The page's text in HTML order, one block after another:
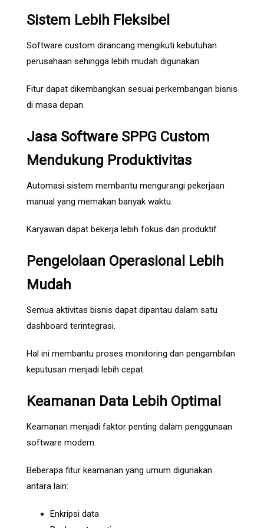
Sistem Lebih Fleksibel
Software custom dirancang mengikuti kebutuhan
perusahaan sehingga lebih mudah digunakan.
Fitur dapat dikembangkan sesuai perkembangan bisnis
di masa depan.
Jasa Software SPPG Custom
Mendukung Produktivitas
Automasi sistem membantu mengurangi pekerjaan
manual yang memakan banyak waktu.
Karyawan dapat bekerja lebih fokus dan produktif.
Pengelolaan Operasional Lebih
Mudah
Semua aktivitas bisnis dapat dipantau dalam satu
dashboard terintegrasi.
Hal ini membantu proses monitoring dan pengambilan
keputusan menjadi lebih cepat.
Keamanan Data Lebih Optimal
Keamanan menjadi faktor penting dalam penggunaan
software modern.
Beberapa fitur keamanan yang umum digunakan
antara lain:
Enkripsi data